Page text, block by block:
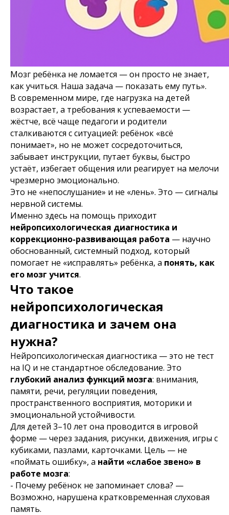
Мозг ребёнка не ломается — он просто не знает,
как учиться. Наша задача — показать ему путь».
В современном мире, где нагрузка на детей
возрастает, а требования к успеваемости —
жёстче, всё чаще педагоги и родители
сталкиваются с ситуацией: ребёнок «всё
понимает», но не может сосредоточиться,
забывает инструкции, путает буквы, быстро
устаёт, избегает общения или реагирует на мелочи
чрезмерно эмоционально.
Это не «непослушание» и не «лень». Это — сигналы
нервной системы.
Именно здесь на помощь приходит
нейропсихологическая диагностика и
коррекционно-развивающая работа — научно
обоснованный, системный подход, который
помогает не «исправлять» ребёнка, а понять, как
его мозг учится.
Что такое
нейропсихологическая
диагностика и зачем она
нужна?
Нейропсихологическая диагностика — это не тест
на IQ и не стандартное обследование. Это
глубокий анализ функций мозга: внимания,
памяти, речи, регуляции поведения,
пространственного восприятия, моторики и
эмоциональной устойчивости.
Для детей 3–10 лет она проводится в игровой
форме — через задания, рисунки, движения, игры с
кубиками, пазлами, карточками. Цель — не
«поймать ошибку», а найти «слабое звено» в
работе мозга:
- Почему ребёнок не запоминает слова? —
Возможно, нарушена кратковременная слуховая
память.